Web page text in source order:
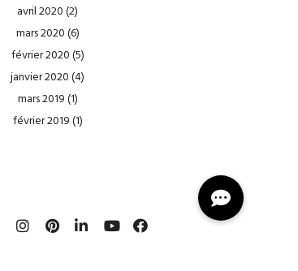
avril 2020(2)
mars 2020(6)
février 2020(5)
janvier 2020(4)
mars 2019(1)
février 2019(1)